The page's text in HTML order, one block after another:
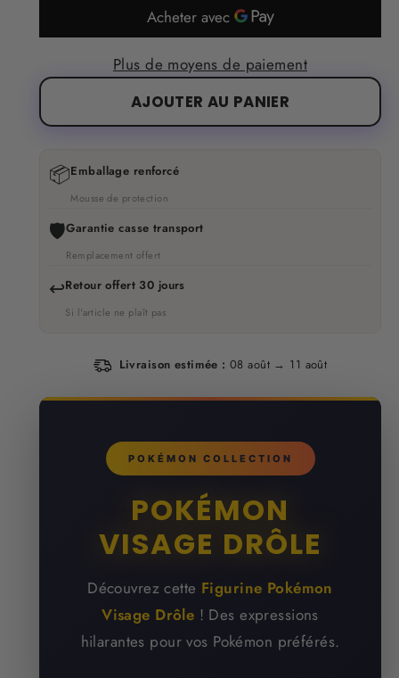
AJOUTER AU PANIER
Plus de moyens de paiement
📦Emballage renforcé
Mousse de protection
🛡️Garantie casse transport
Remplacement offert
↩️Retour offert 30 jours
Si l'article ne plaît pas
Livraison estimée : 08 août → 11 août
POKÉMON COLLECTION
POKÉMON
VISAGE DRÔLE
Découvrez cette Figurine Pokémon
Visage Drôle ! Des expressions
hilarantes pour vos Pokémon préférés.